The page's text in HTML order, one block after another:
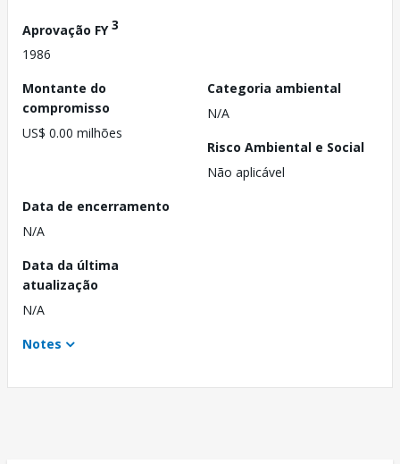
Aprovação FY3
1986
Montante do
compromisso
US$ 0.00 milhões
Categoria ambiental
N/A
Risco Ambiental e Social
Não aplicável
Data de encerramento
N/A
Data da última
atualização
N/A
Notes